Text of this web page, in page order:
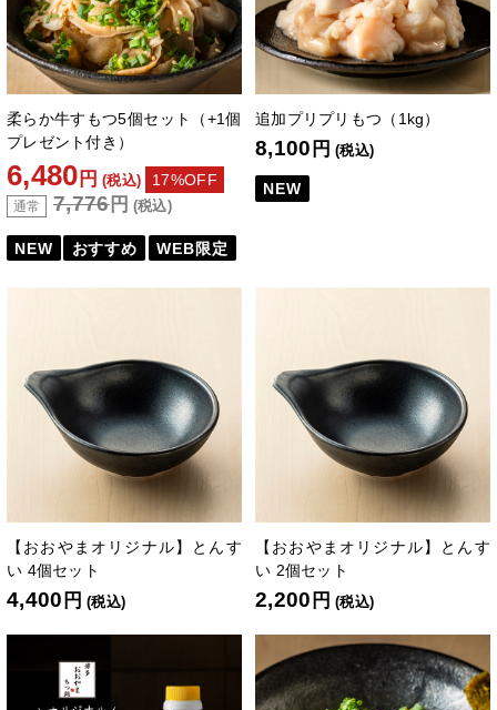
柔らか牛すもつ5個セット（+1個
プレゼント付き）
6,480 円 (税込) 17%OFF
通常 7,776円 (税込)
NEW おすすめ WEB限定
追加プリプリもつ（1kg）
8,100 円 (税込)
NEW
【おおやまオリジナル】とんす
い 4個セット
4,400 円 (税込)
【おおやまオリジナル】とんす
い 2個セット
2,200 円 (税込)